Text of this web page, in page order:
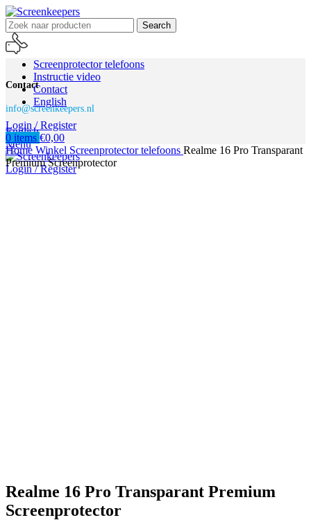
Search
Contact
info@screenkeepers.nl
English
Menu
Login / Register
Screenprotector telefoons
Instructie video
Contact
English
Login / Register
0 items €0,00
Home Winkel Screenprotector telefoons Realme 16 Pro Transparant
Premium Screenprotector
Realme 16 Pro Transparant Premium
Screenprotector